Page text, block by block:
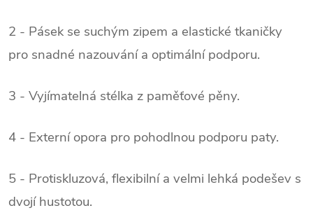
2 - Pásek se suchým zipem a elastické tkaničky
pro snadné nazouvání a optimální podporu.
3 - Vyjímatelná stélka z paměťové pěny.
4 - Externí opora pro pohodlnou podporu paty.
5 - Protiskluzová, flexibilní a velmi lehká podešev s
dvojí hustotou.